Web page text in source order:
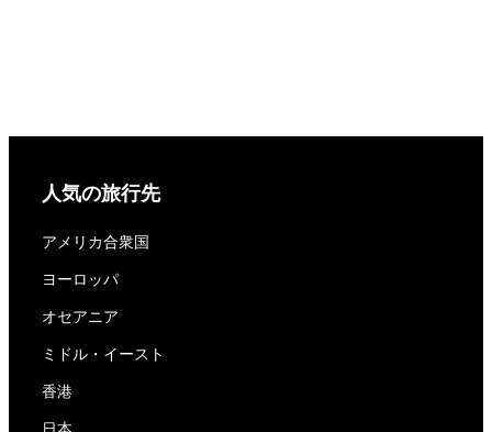
人気の旅行先
アメリカ合衆国
ヨーロッパ
オセアニア
ミドル・イースト
香港